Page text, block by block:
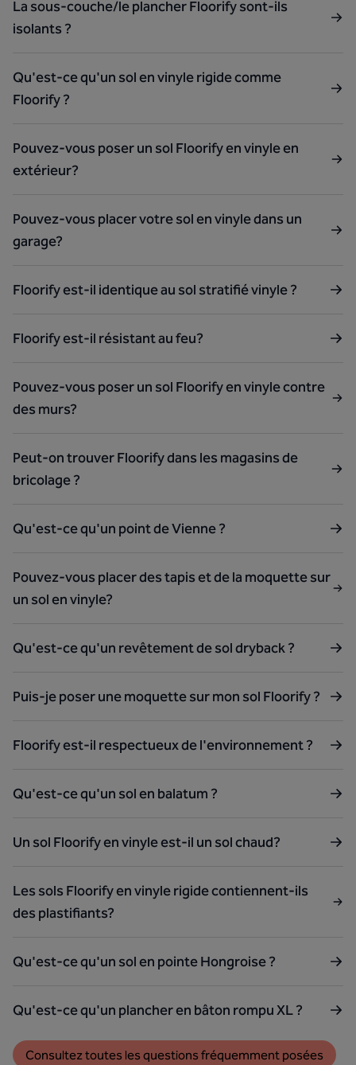
La sous-couche/le plancher Floorify sont-ils
isolants ?
Qu'est-ce qu'un sol en vinyle rigide comme
Floorify ?
Pouvez-vous poser un sol Floorify en vinyle en
extérieur?
Pouvez-vous placer votre sol en vinyle dans un
garage?
Floorify est-il identique au sol stratifié vinyle ?
Floorify est-il résistant au feu?
Pouvez-vous poser un sol Floorify en vinyle contre
des murs?
Peut-on trouver Floorify dans les magasins de
bricolage ?
Qu'est-ce qu'un point de Vienne ?
Pouvez-vous placer des tapis et de la moquette sur
un sol en vinyle?
Qu'est-ce qu'un revêtement de sol dryback ?
Puis-je poser une moquette sur mon sol Floorify ?
Floorify est-il respectueux de l'environnement ?
Qu'est-ce qu'un sol en balatum ?
Un sol Floorify en vinyle est-il un sol chaud?
Les sols Floorify en vinyle rigide contiennent-ils
des plastifiants?
Qu'est-ce qu'un sol en pointe Hongroise ?
Qu'est-ce qu'un plancher en bâton rompu XL ?
Consultez toutes les questions fréquemment posées